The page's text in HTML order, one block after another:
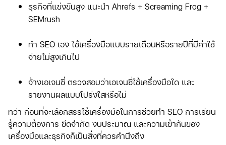
ธุรกิจที่แข่งขันสูง แนะนำ Ahrefs + Screaming Frog +
SEMrush
ทำ SEO เอง ใช้เครื่องมือแบบรายเดือนหรือรายปีที่มีค่าใช้
จ่ายไม่สูงเกินไป
จ้างเอเจนซี่ ตรวจสอบว่าเอเจนซี่ใช้เครื่องมือใด และ
รายงานผลแบบโปร่งใสหรือไม่
ทว่า ก่อนที่จะเลือกสรรใช้เครื่องมือในการช่วยทำ SEO การเรียน
รู้ความต้องการ ขีดจำกัด งบประมาณ และความเข้ากันของ
เครื่องมือและธุรกิจก็เป็นสิ่งที่ควรคำนึงถึง